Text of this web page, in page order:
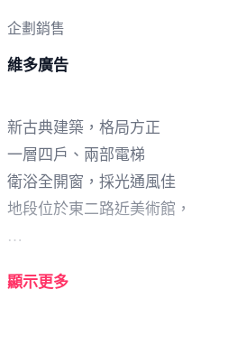
企劃銷售
維多廣告
新古典建築，格局方正
一層四戶、兩部電梯
衛浴全開窗，採光通風佳
地段位於東二路近美術館，
顯示更多